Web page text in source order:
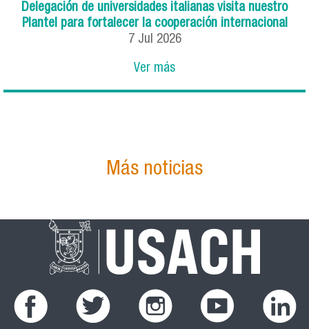
Delegación de universidades italianas visita nuestro
Plantel para fortalecer la cooperación internacional
7 Jul 2026
Ver más
Más noticias